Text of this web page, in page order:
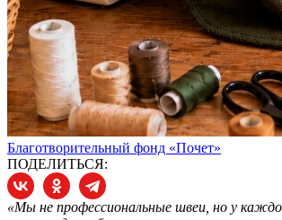
Благотворительный фонд «Почет»
ПОДЕЛИТЬСЯ:
«Мы не профессиональные швеи, но у